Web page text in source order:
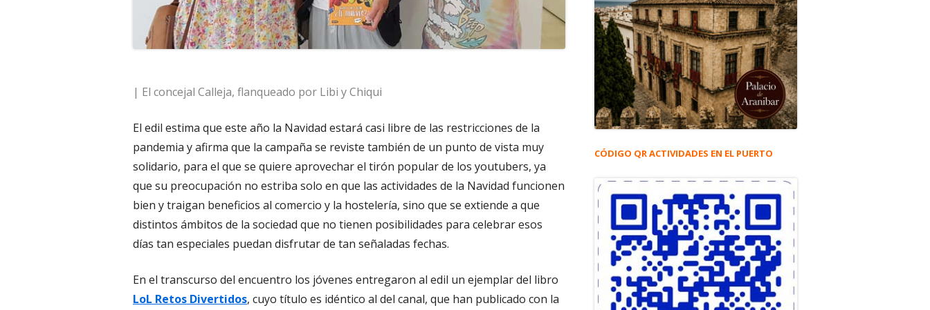
| El concejal Calleja, flanqueado por Libi y Chiqui
El edil estima que este año la Navidad estará casi libre de las restricciones de la
pandemia y afirma que la campaña se reviste también de un punto de vista muy
solidario, para el que se quiere aprovechar el tirón popular de los youtubers, ya
que su preocupación no estriba solo en que las actividades de la Navidad funcionen
bien y traigan beneficios al comercio y la hostelería, sino que se extiende a que
distintos ámbitos de la sociedad que no tienen posibilidades para celebrar esos
días tan especiales puedan disfrutar de tan señaladas fechas.
En el transcurso del encuentro los jóvenes entregaron al edil un ejemplar del libro
LoL Retos Divertidos, cuyo título es idéntico al del canal, que han publicado con la
CÓDIGO QR ACTIVIDADES EN EL PUERTO